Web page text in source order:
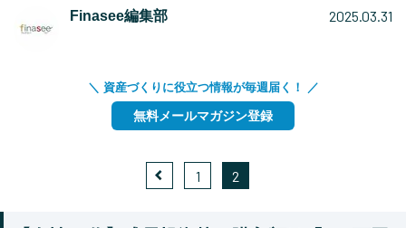
Finasee編集部 2025.03.31
＼ 資産づくりに役立つ情報が毎週届く！ ／
無料メールマガジン登録
1 2